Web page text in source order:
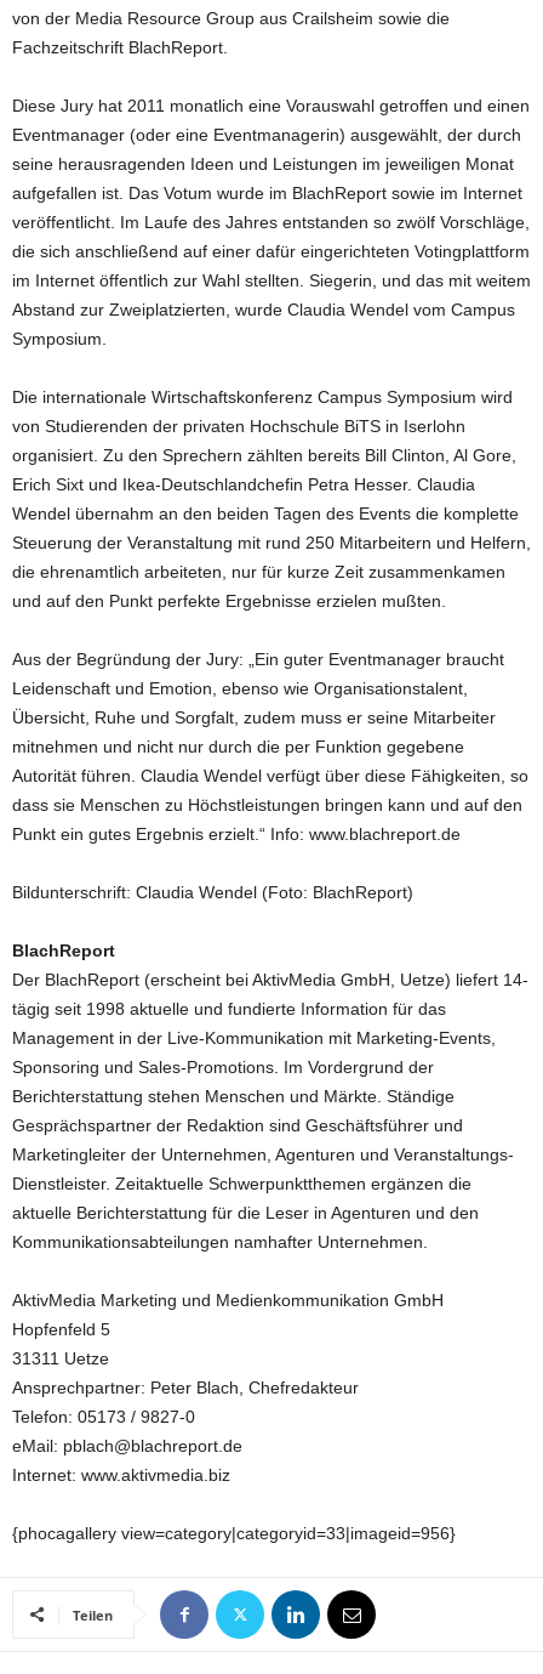
von der Media Resource Group aus Crailsheim sowie die
Fachzeitschrift BlachReport.
Diese Jury hat 2011 monatlich eine Vorauswahl getroffen und einen
Eventmanager (oder eine Eventmanagerin) ausgewählt, der durch
seine herausragenden Ideen und Leistungen im jeweiligen Monat
aufgefallen ist. Das Votum wurde im BlachReport sowie im Internet
veröffentlicht. Im Laufe des Jahres entstanden so zwölf Vorschläge,
die sich anschließend auf einer dafür eingerichteten Votingplattform
im Internet öffentlich zur Wahl stellten. Siegerin, und das mit weitem
Abstand zur Zweiplatzierten, wurde Claudia Wendel vom Campus
Symposium.
Die internationale Wirtschaftskonferenz Campus Symposium wird
von Studierenden der privaten Hochschule BiTS in Iserlohn
organisiert. Zu den Sprechern zählten bereits Bill Clinton, Al Gore,
Erich Sixt und Ikea-Deutschlandchefin Petra Hesser. Claudia
Wendel übernahm an den beiden Tagen des Events die komplette
Steuerung der Veranstaltung mit rund 250 Mitarbeitern und Helfern,
die ehrenamtlich arbeiteten, nur für kurze Zeit zusammenkamen
und auf den Punkt perfekte Ergebnisse erzielen mußten.
Aus der Begründung der Jury: „Ein guter Eventmanager braucht
Leidenschaft und Emotion, ebenso wie Organisationstalent,
Übersicht, Ruhe und Sorgfalt, zudem muss er seine Mitarbeiter
mitnehmen und nicht nur durch die per Funktion gegebene
Autorität führen. Claudia Wendel verfügt über diese Fähigkeiten, so
dass sie Menschen zu Höchstleistungen bringen kann und auf den
Punkt ein gutes Ergebnis erzielt.“ Info: www.blachreport.de
Bildunterschrift: Claudia Wendel (Foto: BlachReport)
BlachReport
Der BlachReport (erscheint bei AktivMedia GmbH, Uetze) liefert 14-
tägig seit 1998 aktuelle und fundierte Information für das
Management in der Live-Kommunikation mit Marketing-Events,
Sponsoring und Sales-Promotions. Im Vordergrund der
Berichterstattung stehen Menschen und Märkte. Ständige
Gesprächspartner der Redaktion sind Geschäftsführer und
Marketingleiter der Unternehmen, Agenturen und Veranstaltungs-
Dienstleister. Zeitaktuelle Schwerpunktthemen ergänzen die
aktuelle Berichterstattung für die Leser in Agenturen und den
Kommunikationsabteilungen namhafter Unternehmen.
AktivMedia Marketing und Medienkommunikation GmbH
Hopfenfeld 5
31311 Uetze
Ansprechpartner: Peter Blach, Chefredakteur
Telefon: 05173 / 9827-0
eMail: pblach@blachreport.de
Internet: www.aktivmedia.biz
{phocagallery view=category|categoryid=33|imageid=956}
Teilen